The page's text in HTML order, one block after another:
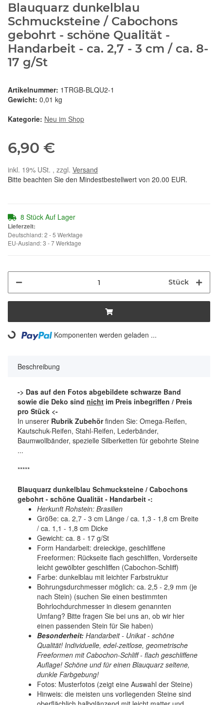
Blauquarz dunkelblau
Schmucksteine / Cabochons
gebohrt - schöne Qualität -
Handarbeit - ca. 2,7 - 3 cm / ca. 8-
17 g/St
Artikelnummer: 1TRGB-BLQU2-1
Gewicht: 0,01 kg
Kategorie: Neu im Shop
6,90 €
inkl. 19% USt. , zzgl. Versand
Bitte beachten Sie den Mindestbestellwert von 20.00 EUR.
8 Stück Auf Lager
Lieferzeit:
Deutschland: 2 - 5 Werktage
EU-Ausland: 3 - 7 Werktage
Stück
Loading... Komponenten werden geladen ...
Beschreibung
-> Das auf den Fotos abgebildete schwarze Band
sowie die Deko sind nicht im Preis inbegriffen / Preis
pro Stück <-
In unserer Rubrik Zubehörfinden Sie: Omega-Reifen,
Kautschuk-Reifen, Stahl-Reifen, Lederbänder,
Baumwollbänder, spezielle Silberketten für gebohrte Steine
...
*****
Blauquarz dunkelblau Schmucksteine / Cabochons
gebohrt - schöne Qualität - Handarbeit -:
Herkunft Rohstein: Brasilien
Größe: ca. 2,7 - 3 cm Länge / ca. 1,3 - 1,8 cm Breite
/ ca. 1,1 - 1,8 cm Dicke
Gewicht: ca. 8 - 17 g/St
Form Handarbeit: dreieckige, geschliffene
Freeformen: Rückseite flach geschliffen, Vorderseite
leicht gewölbter geschliffen (Cabochon-Schliff)
Farbe: dunkelblau mit leichter Farbstruktur
Bohrungsdurchmesser möglich: ca. 2,5 - 2,9 mm (je
nach Stein) (suchen Sie einen bestimmten
Bohrlochdurchmesser in diesem genannten
Umfang? Bitte fragen Sie bei uns an, ob wir hier
einen passenden Stein für Sie haben)
Besonderheit: Handarbeit - Unikat - schöne
Qualität! Individuelle, edel-zeitlose, geometrische
Freeformen mit Cabochon-Schliff - flach geschliffene
Auflage! Schöne und für einen Blauquarz seltene,
dunkle Farbgebung!
Fotos: Musterfotos (zeigt eine Auswahl der Steine)
Hinweis: die meisten uns vorliegenden Steine sind